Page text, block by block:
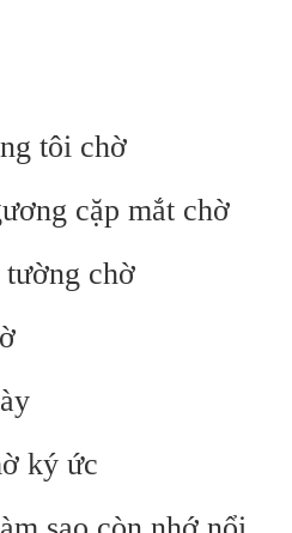
tôi chờ
cặp mắt chờ
tường chờ
ký ức